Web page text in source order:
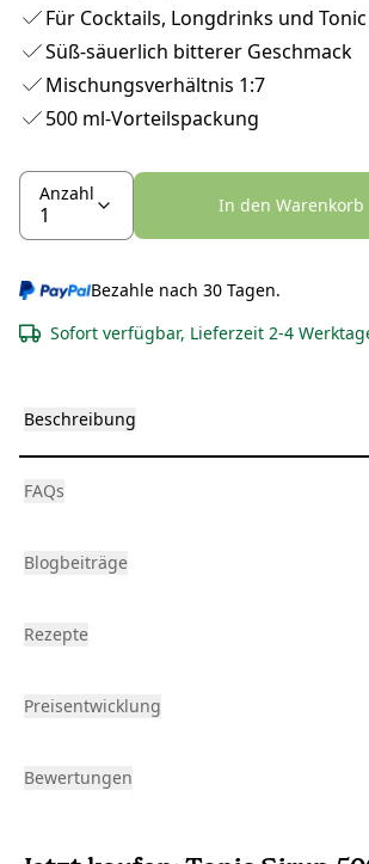
Für Cocktails, Longdrinks und
Süß-säuerlich bitterer Geschmack
Mischungsverhältnis 1:7
500 ml-Vorteilspackung
Anzahl
In den Warenkorb
Bezahle nach 30 Tagen.
Sofort verfügbar, Lieferzeit 2-4
Beschreibung
FAQs
Blogbeiträge
Rezepte
Preisentwicklung
Bewertungen